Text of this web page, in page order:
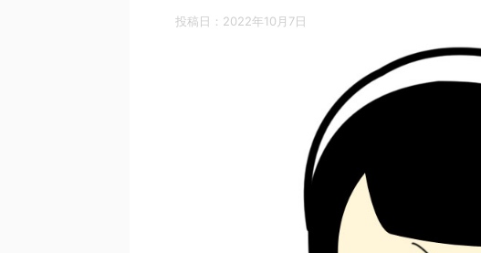
投稿日： 2022年10月7日